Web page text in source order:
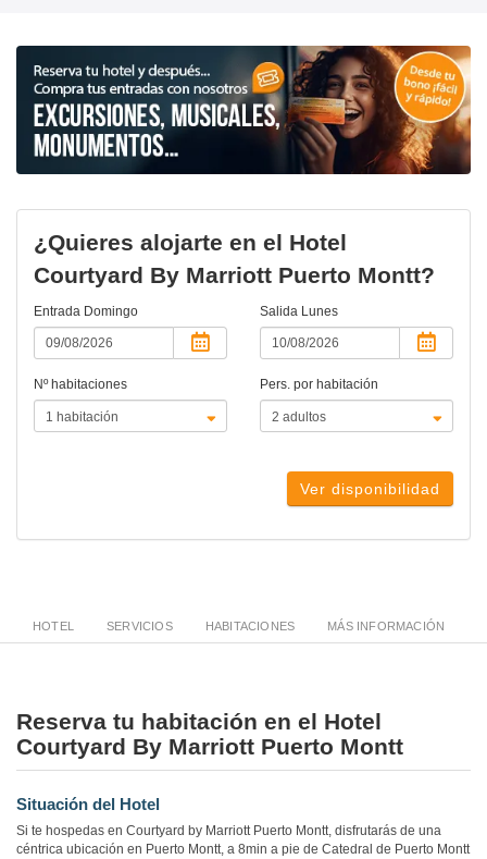
¿Quieres alojarte en el Hotel
Courtyard By Marriott Puerto Montt?
Entrada Domingo Salida Lunes
Nº habitaciones Pers. por habitación
Ver disponibilidad
HOTEL SERVICIOS HABITACIONES MÁS INFORMACIÓN
Reserva tu habitación en el Hotel
Courtyard By Marriott Puerto Montt
Situación del Hotel
Si te hospedas en Courtyard by Marriott Puerto Montt, disfrutarás de una
céntrica ubicación en Puerto Montt, a 8min a pie de Catedral de Puerto Montt